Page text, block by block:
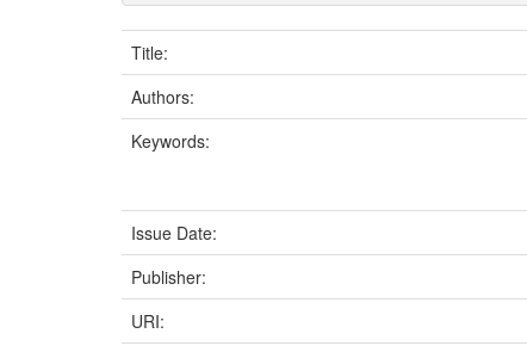
Title:
Authors:
Keywords:
Issue Date:
Publisher:
URI: